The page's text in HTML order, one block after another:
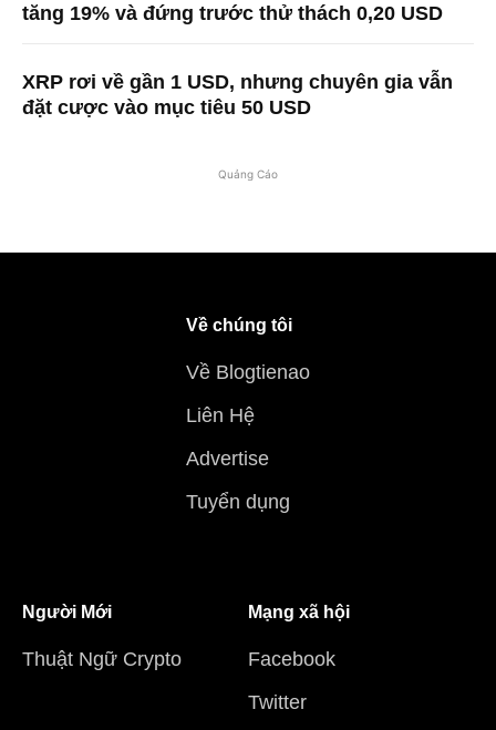
tăng 19% và đứng trước thử thách 0,20 USD
XRP rơi về gần 1 USD, nhưng chuyên gia vẫn
đặt cược vào mục tiêu 50 USD
Quảng Cáo
Về chúng tôi
Về Blogtienao
Liên Hệ
Advertise
Tuyển dụng
Người Mới
Thuật Ngữ Crypto
Mạng xã hội
Facebook
Twitter